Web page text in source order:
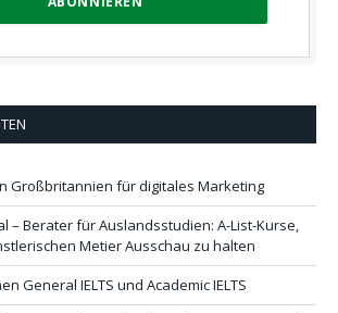
Großbritannien für digitales Marketing
– Berater für Auslandsstudien: A-List-Kurse,
Metier Ausschau zu halten
General IELTS und Academic IELTS